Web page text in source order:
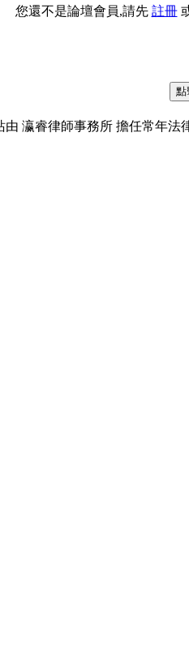
您還不是論壇會員,請先 註冊
由 瀛睿律師事務所 擔任常年法